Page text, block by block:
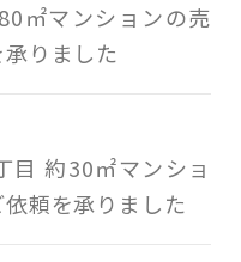
㎡マンションの売
りました
目 約30㎡マンショ
頼を承りました